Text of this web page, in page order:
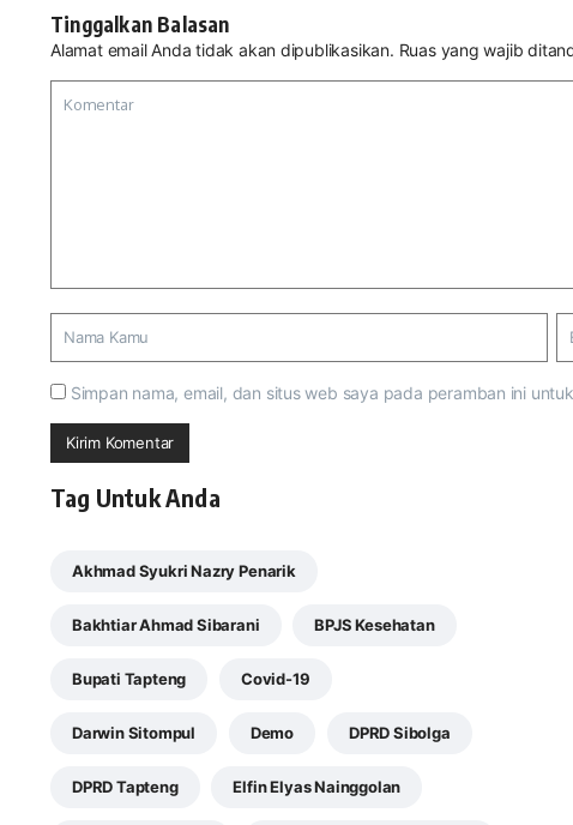
Tinggalkan Balasan
Alamat email Anda tidak akan dipublikasikan. Ruas yang wajib
Simpan nama, email, dan situs web saya pada peramban ini
Tag Untuk Anda
Akhmad Syukri Nazry Penarik
Bakhtiar Ahmad Sibarani BPJS Kesehatan
Bupati Tapteng Covid-19
Darwin Sitompul Demo DPRD Sibolga
DPRD Tapteng Elfin Elyas Nainggolan